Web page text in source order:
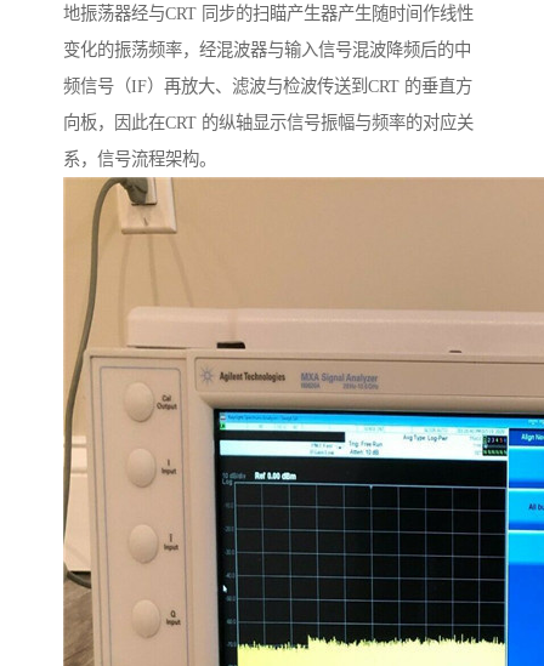
地振荡器经与CRT 同步的扫瞄产生器产生随时间作线性
变化的振荡频率，经混波器与输入信号混波降频后的中
频信号（IF）再放大、滤波与检波传送到CRT 的垂直方
向板，因此在CRT 的纵轴显示信号振幅与频率的对应关
系，信号流程架构。